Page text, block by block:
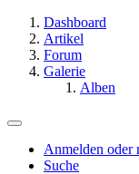
Dashboard
Artikel
Forum
Galerie
Alben
Anmelden oder
Suche